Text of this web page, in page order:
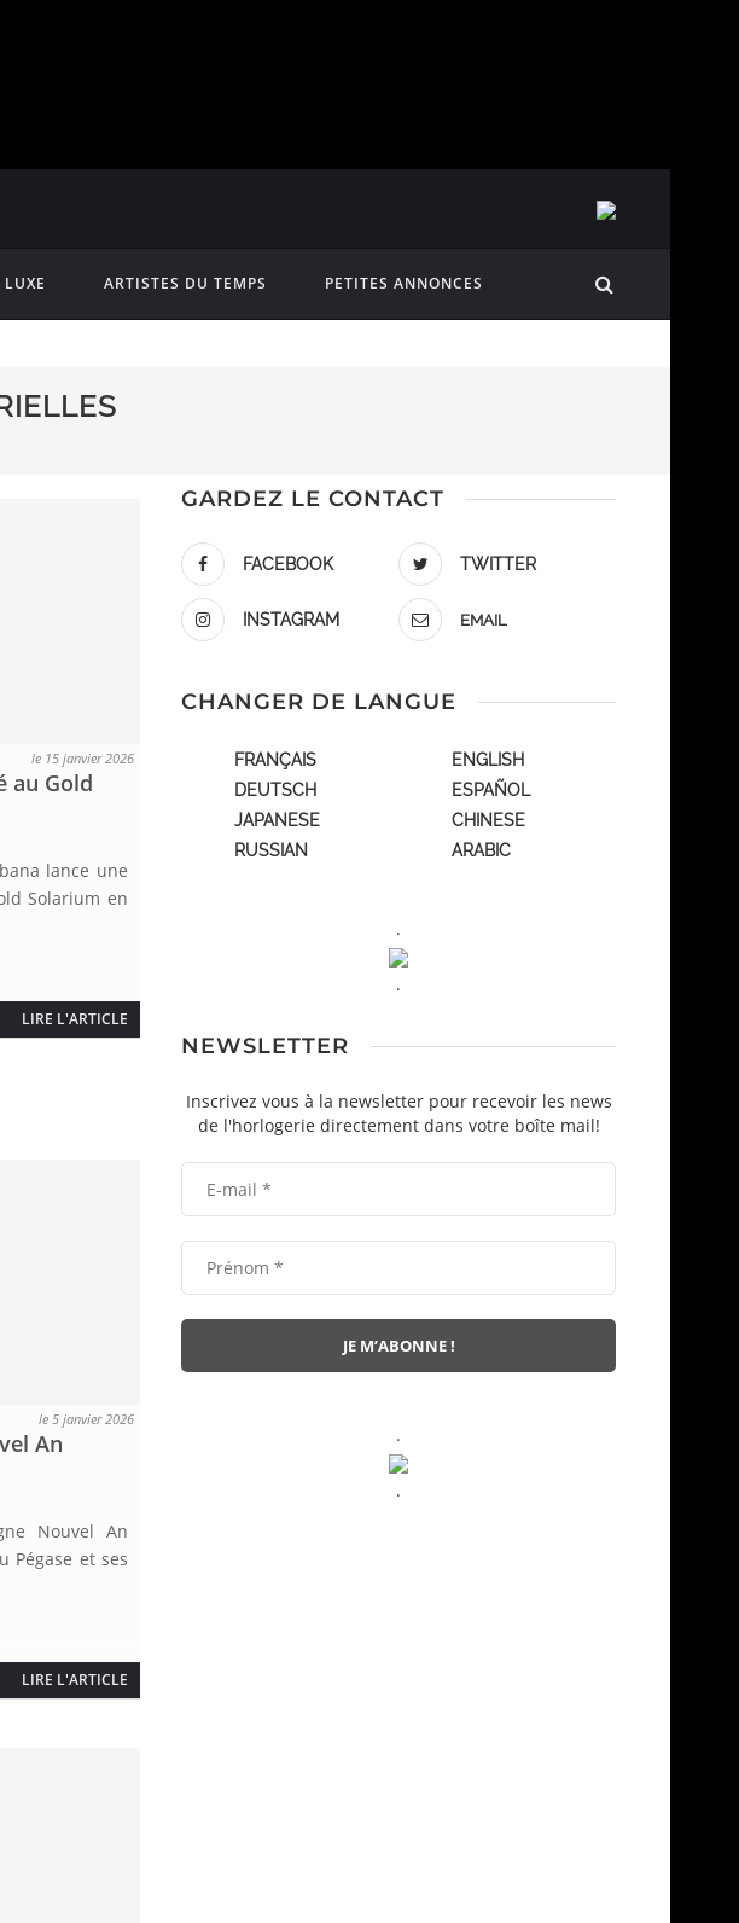
ARTISTES DU TEMPS PETITES ANNONCES
le 15 janvier 2026
au Gold
lance une
Solarium en
LIRE L'ARTICLE
le 5 janvier 2026
An
Nouvel An
Pégase et ses
LIRE L'ARTICLE
GARDEZ LE CONTACT
FACEBOOK TWITTER
INSTAGRAM EMAIL
CHANGER DE LANGUE
FRANÇAIS
ENGLISH
DEUTSCH
ESPAÑOL
JAPANESE
CHINESE
RUSSIAN
ARABIC
.
.
NEWSLETTER
Inscrivez vous à la newsletter pour recevoir les news
de l'horlogerie directement dans votre boîte mail!
.
.